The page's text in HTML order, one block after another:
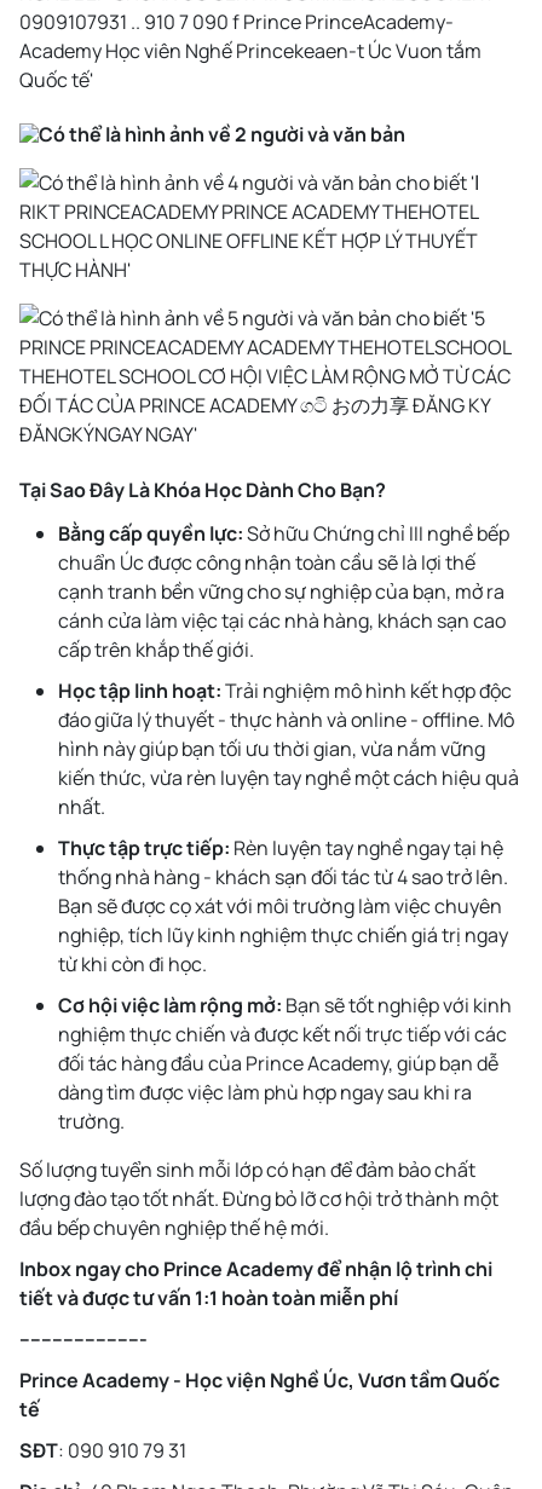
Tại Sao Đây Là Khóa Học Dành Cho Bạn?
Bằng cấp quyền lực:Sở hữu Chứng chỉ III nghề bếp
chuẩn Úc được công nhận toàn cầu sẽ là lợi thế
cạnh tranh bền vững cho sự nghiệp của bạn, mở ra
cánh cửa làm việc tại các nhà hàng, khách sạn cao
cấp trên khắp thế giới.
Học tập linh hoạt:Trải nghiệm mô hình kết hợp độc
đáo giữa lý thuyết - thực hành và online - offline. Mô
hình này giúp bạn tối ưu thời gian, vừa nắm vững
kiến thức, vừa rèn luyện tay nghề một cách hiệu quả
nhất.
Thực tập trực tiếp: Rèn luyện tay nghề ngay tại hệ
thống nhà hàng - khách sạn đối tác từ 4 sao trở lên.
Bạn sẽ được cọ xát với môi trường làm việc chuyên
nghiệp, tích lũy kinh nghiệm thực chiến giá trị ngay
từ khi còn đi học.
Cơ hội việc làm rộng mở: Bạn sẽ tốt nghiệp với kinh
nghiệm thực chiến và được kết nối trực tiếp với các
đối tác hàng đầu của Prince Academy, giúp bạn dễ
dàng tìm được việc làm phù hợp ngay sau khi ra
trường.
Số lượng tuyển sinh mỗi lớp có hạn để đảm bảo chất
lượng đào tạo tốt nhất. Đừng bỏ lỡ cơ hội trở thành một
đầu bếp chuyên nghiệp thế hệ mới.
Inbox ngay cho Prince Academy để nhận lộ trình chi
tiết và được tư vấn 1:1 hoàn toàn miễn phí
-----------------------
Prince Academy - Học viện Nghề Úc, Vươn tầm Quốc
tế
SĐT: 090 910 79 31